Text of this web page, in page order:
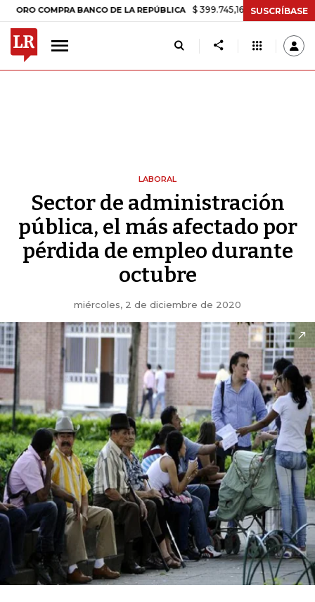
BANCO DE LA REPÚBLICA $ 399.745,16 +$ 2.295,71 +0,58%
SUSCRÍBASE
LABORAL
Sector de administración
pública, el más afectado por
pérdida de empleo durante
octubre
miércoles, 2 de diciembre de 2020